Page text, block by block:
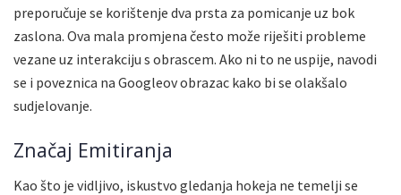
preporučuje se korištenje dva prsta za pomicanje uz bok
zaslona. Ova mala promjena često može riješiti probleme
vezane uz interakciju s obrascem. Ako ni to ne uspije, navodi
se i poveznica na Googleov obrazac kako bi se olakšalo
sudjelovanje.
Značaj Emitiranja
Kao što je vidljivo, iskustvo gledanja hokeja ne temelji se